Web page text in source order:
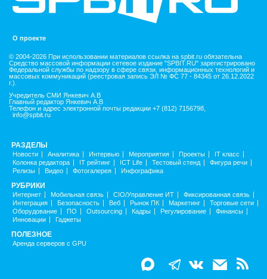
О проекте
© 2004-2026 При использовании материалов ссылка на spbit.ru обязательна
Средство массовой информации сетевое издание "SPBIT.RU" зарегистрировано
Федеральной службы по надзору в сфере связи, информационных технологий и
массовых коммуникаций (реестровая запись ЭЛ № ФС 77 - 84345 от 26.12.2022
г.).
Учредитель СМИ Янкевич А.В
Главный редактор Янкевич А.В
Телефон и адрес электронной почты редакции +7 (812) 7156798,
info@spbit.ru
РАЗДЕЛЫ
Новости Аналитика Интервью Мероприятия Проекты
IT класс
Колонка редактора
IT рейтинг ICT Life Тестовый стенд
Фигура речи
Релизы
Видео Фотогалерея Инфографика
РУБРИКИ
Интернет Мобильная связь CIO/Управление ИТ
Фиксированная связь
Интеграция
Безопасность Веб Рынок ПК Маркетинг
Торговые сети
Оборудование
ПО Outsourcing Кадры Регулирование
Финансы
Инновации
Гаджеты
ПОЛЕЗНОЕ
Аренда серверов с GPU